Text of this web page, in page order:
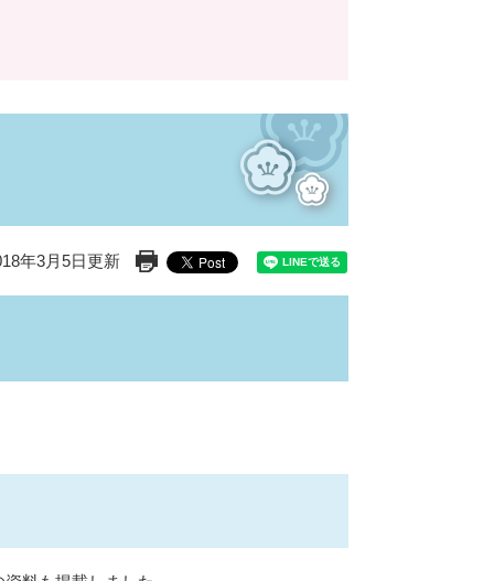
年3月5日更新 印刷ページ表示